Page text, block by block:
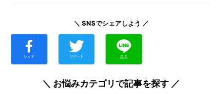
＼ SNSでシェアしよう ／
＼ お悩みカテゴリで記事を探す ／